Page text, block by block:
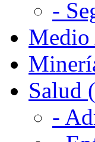
-
Medio
Salud
-